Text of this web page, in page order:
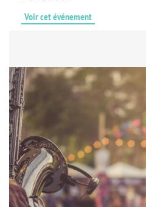
Voir cet événement